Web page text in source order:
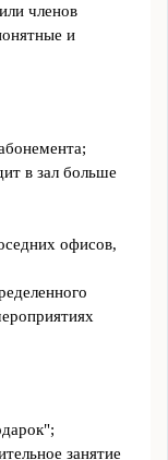
членов
и
в зал больше
офисов,
занятие